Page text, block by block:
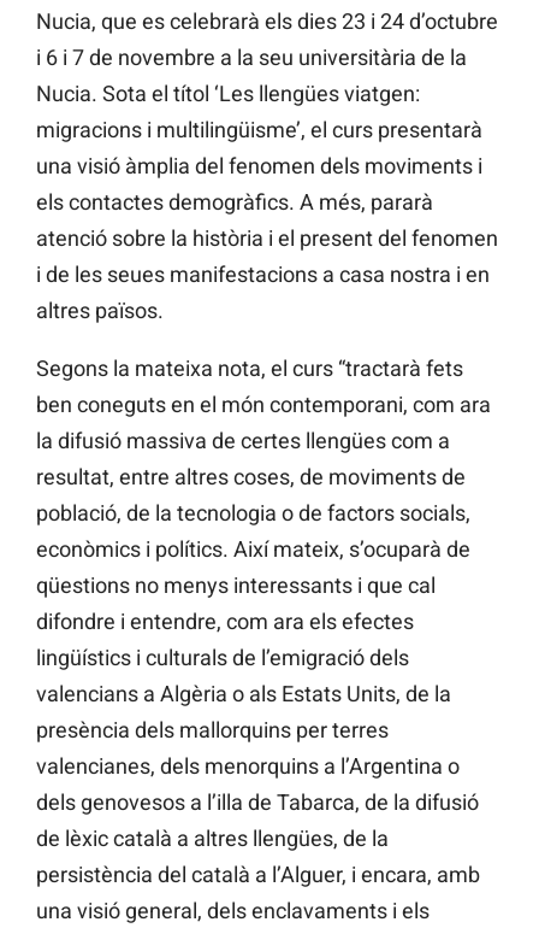
Nucia, que es celebrarà els dies 23 i 24 d’octubre
i 6 i 7 de novembre a la seu universitària de la
Nucia. Sota el títol ‘Les llengües viatgen:
migracions i multilingüisme’, el curs presentarà
una visió àmplia del fenomen dels moviments i
els contactes demogràfics. A més, pararà
atenció sobre la història i el present del fenomen
i de les seues manifestacions a casa nostra i en
altres països.
Segons la mateixa nota, el curs “tractarà fets
ben coneguts en el món contemporani, com ara
la difusió massiva de certes llengües com a
resultat, entre altres coses, de moviments de
població, de la tecnologia o de factors socials,
econòmics i polítics. Així mateix, s’ocuparà de
qüestions no menys interessants i que cal
difondre i entendre, com ara els efectes
lingüístics i culturals de l’emigració dels
valencians a Algèria o als Estats Units, de la
presència dels mallorquins per terres
valencianes, dels menorquins a l’Argentina o
dels genovesos a l’illa de Tabarca, de la difusió
de lèxic català a altres llengües, de la
persistència del català a l’Alguer, i encara, amb
una visió general, dels enclavaments i els